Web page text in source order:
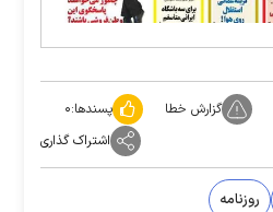
گزارش خطا پسندها:۰
اشتراک گذاری
روزنامه